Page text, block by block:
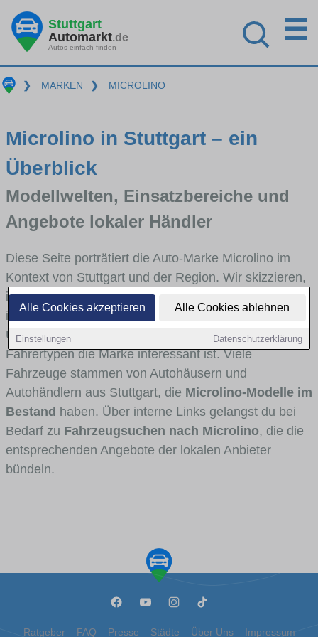
Alle Cookies akzeptieren Alle Cookies ablehnen
Einstellungen Datenschutzerklärung
Stuttgart
Automarkt.de
Autos einfach finden
☰
❯ MARKEN ❯ MICROLINO
Microlino in Stuttgart – ein
Überblick
Modellwelten, Einsatzbereiche und
Angebote lokaler Händler
Diese Seite porträtiert die Auto-Marke Microlino im
Kontext von Stuttgart und der Region. Wir skizzieren,
in welchen Fahrzeugklassen Microlino stark vertreten
ist, welche Modellreihen häufig im Stadt- und
Umlandverkehr zu sehen sind und für welche
Fahrertypen die Marke interessant ist. Viele
Fahrzeuge stammen von Autohäusern und
Autohändlern aus Stuttgart, die Microlino-Modelle im
Bestand haben. Über interne Links gelangst du bei
Bedarf zu Fahrzeugsuchen nach Microlino, die die
entsprechenden Angebote der lokalen Anbieter
bündeln.
Ratgeber FAQ Presse Städte Über Uns Impressum